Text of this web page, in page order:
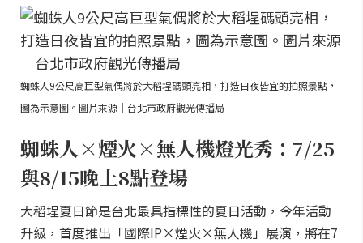
蜘蛛人9公尺高巨型氣偶將於大稻埕碼頭亮相，打造日夜皆宜的拍照景點，
圖為示意圖。圖片來源｜台北市政府觀光傳播局
蜘蛛人×煙火×無人機燈光秀：7/25
與8/15晚上8點登場
大稻埕夏日節是台北最具指標性的夏日活動，今年活動
升級，首度推出「國際IP×煙火×無人機」展演，將在7